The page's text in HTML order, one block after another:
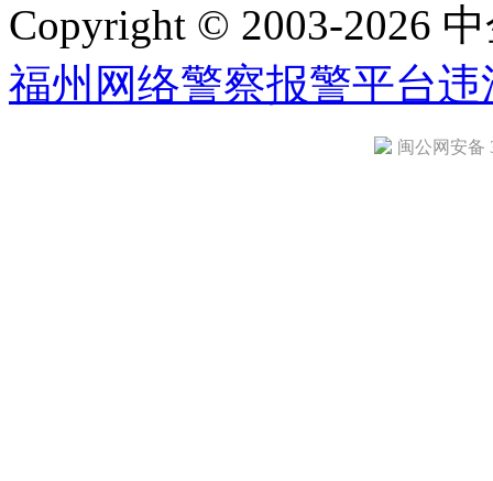
Copyright © 2003-2026
福州网络警察报警平台违
闽公网安备